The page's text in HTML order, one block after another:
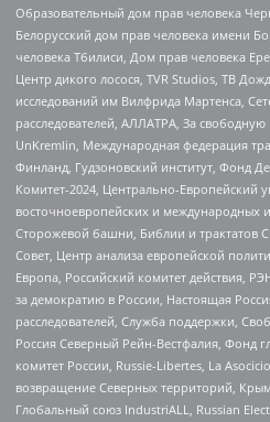
Образовательный дом прав человека
Белорусский дом прав человека имени
человека Тбилиси, Дом прав человека
Центр дикого лосося, TVR Studios, ТВ
исследований им Вилфрида Мартенса,
расследователей, АЛЛАТРА, За
UnKremlin, Международная федерация
Финланд, Гудзоновский институт, Фонд
Комитет-2024, Центрально-Европейский
восточноевропейских и международных
Сторожевой башни, Библии и трактатов
Совет, Центр анализа европейской
Европа, Российский комитет действия,
за демократию в России, Настоящая
расследователей, Служба поддержки,
Россия Северный Рейн-Вестфалия, Фонд
комитет России, Russie-Libertes, La
возвращение Северных территорий,
Глобальный союз IndustriALL, Russian